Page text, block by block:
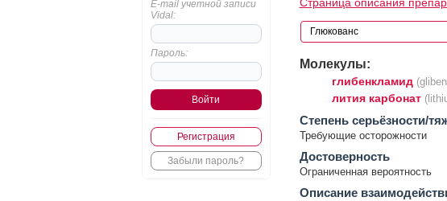
E-mail учетной записи
Vidal:
Пароль:
Регистрация
Забыли пароль?
Молекулы:
глибенкламид
лития карбонат
Cтепень серьёзности/
Требующие осторожности
Достоверность
Ограниченная вероятность
Описание